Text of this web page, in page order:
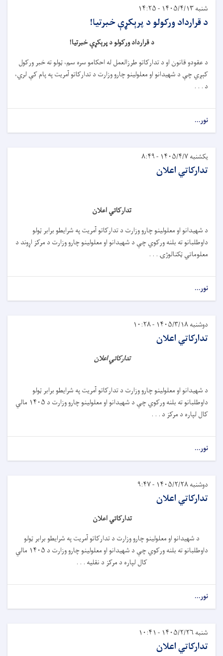
شنبه ۱۴۰۵/۴/۱۳ - ۱۴:۲۵
د قرارداد ورکولو د پرېکړې خبرتیا!
د قرارداد ورکولو د پرېکړې خبرتیا!
د عقودو قانون او د تدارکاتو طرزالعمل له احکامو سره سم، ټولو ته خبر ورکول
کېږي چې د شهیدانو او معلولینو چارو وزارت د تدارکاتو آمریت په پام کې لري،
د . . .
نور...
یکشنبه ۱۴۰۵/۴/۷ - ۸:۴۹
تدارکاتي اعلان
تدارکاتي اعلان
د شهیدانو او معلولینو چارو وزارت د تدارکاتو آمریت په شرایطو برابر ټولو
داوطلبانو ته بلنه ورکوي چې د شهیدانو او معلولینو چارو وزارت د مرکز اړوند د
معلوماتي ټکنالوژۍ . . .
نور...
دوشنبه ۱۴۰۵/۳/۱۸ - ۱۰:۲۸
تدارکاتي اعلان
تدارکاتي اعلان
د شهیدانو او معلولینو چارو وزارت د تدارکاتو آمریت په شرایطو برابر ټولو
داوطلبانو ته بلنه ورکوي چې د شهیدانو او معلولینو چارو وزارت د ۱۴۰۵ مالي
کال لپاره د مرکز د . . .
نور...
دوشنبه ۱۴۰۵/۲/۲۸ - ۹:۴۷
تدارکاتي اعلان
تدارکاتي اعلان
د شهیدانو او معلولینو چارو وزارت د تدارکاتو آمریت په شرایطو برابرټولو
داوطلبانو ته بلنه ورکوي چې د شهیدانو او معلولینو چارو وزارت د ۱۴۰۵ مالي
کال لپاره د مرکز د نقلیه . . .
نور...
شنبه ۱۴۰۵/۲/۲۶ - ۱۰:۴۱
تدارکاتي اعلان